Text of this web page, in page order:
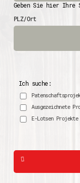
Geben Sie hier Ihre
PLZ/Ort
Ich suche:
Ausgezeichnete
E-Lotsen Projekte